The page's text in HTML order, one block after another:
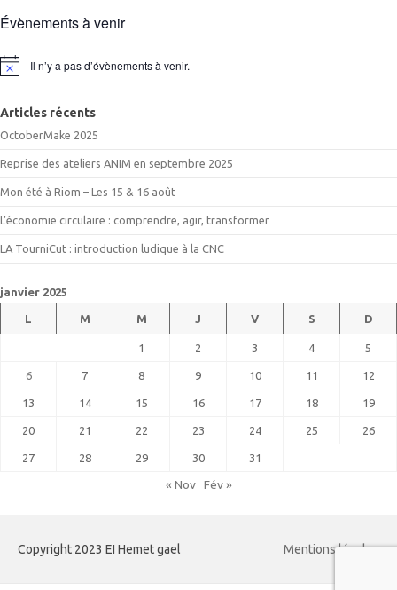
Évènements à venir
Notice Il n’y a pas d’évènements à venir.
Articles récents
OctoberMake 2025
Reprise des ateliers ANIM en septembre 2025
Mon été à Riom – Les 15 & 16 août
L’économie circulaire : comprendre, agir, transformer
LA TourniCut : introduction ludique à la CNC
janvier 2025
L M M J V S D
1 2 3 4 5
6 7 8 9 10 11 12
13 14 15 16 17 18 19
20 21 22 23 24 25 26
27 28 29 30 31
« Nov Fév »
Copyright 2023 EI Hemet gael Mentions légales